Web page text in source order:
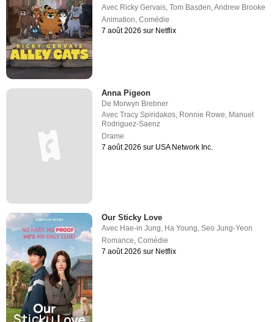
Avec Ricky Gervais,Tom Basden,Andrew Brooke
Animation,Comédie
7 août 2026 sur Netflix
Anna Pigeon
De Morwyn Brebner
AvecTracy Spiridakos Ronnie Rowe Manuel
Rodriguez-Saenz
Drame
7 août 2026 sur USA Network Inc.
Our Sticky Love
Avec Hae-in Jung, Ha Young,Seo Jung-Yeon
Romance,Comédie
7 août 2026 sur Netflix